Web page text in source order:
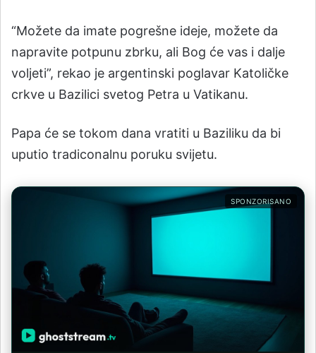
“Možete da imate pogrešne ideje, možete da
napravite potpunu zbrku, ali Bog će vas i dalje
voljeti”, rekao je argentinski poglavar Katoličke
crkve u Bazilici svetog Petra u Vatikanu.
Papa će se tokom dana vratiti u Baziliku da bi
uputio tradiconalnu poruku svijetu.
SPONZORISANO